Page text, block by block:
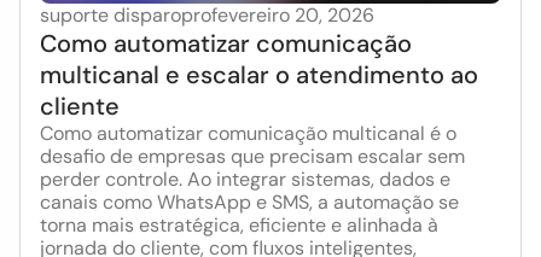
suporte disparoprofevereiro 20, 2026
Como automatizar comunicação
multicanal e escalar o atendimento ao
cliente
Como automatizar comunicação multicanal é o
desafio de empresas que precisam escalar sem
perder controle. Ao integrar sistemas, dados e
canais como WhatsApp e SMS, a automação se
torna mais estratégica, eficiente e alinhada à
jornada do cliente, com fluxos inteligentes,